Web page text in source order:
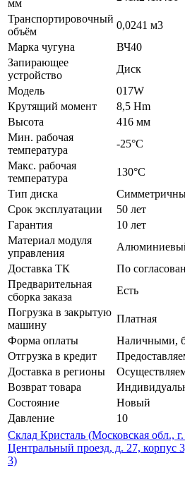
мм
Транспортировочный
объём
0,0241 м3
Марка чугуна
ВЧ40
Запирающее
устройство
Диск
Модель
017W
Крутящий момент
8,5 Hm
Высота
416 мм
Мин. рабочая
температура
-25°C
Макс. рабочая
температура
130°C
Тип диска
Срок эксплуатации
50 лет
Гарантия
10 лет
Материал модуля
управления
Доставка ТК
По
Предварительная
сборка заказа
Есть
Погрузка в закрытую
машину
Платная
Форма оплаты
Наличными,
Отгрузка в кредит
Доставка в регионы
Возврат товара
Состояние
Новый
Давление
10
Склад Кристаль (Московская обл.,
Центральный проезд, д. 27, корпус
3)